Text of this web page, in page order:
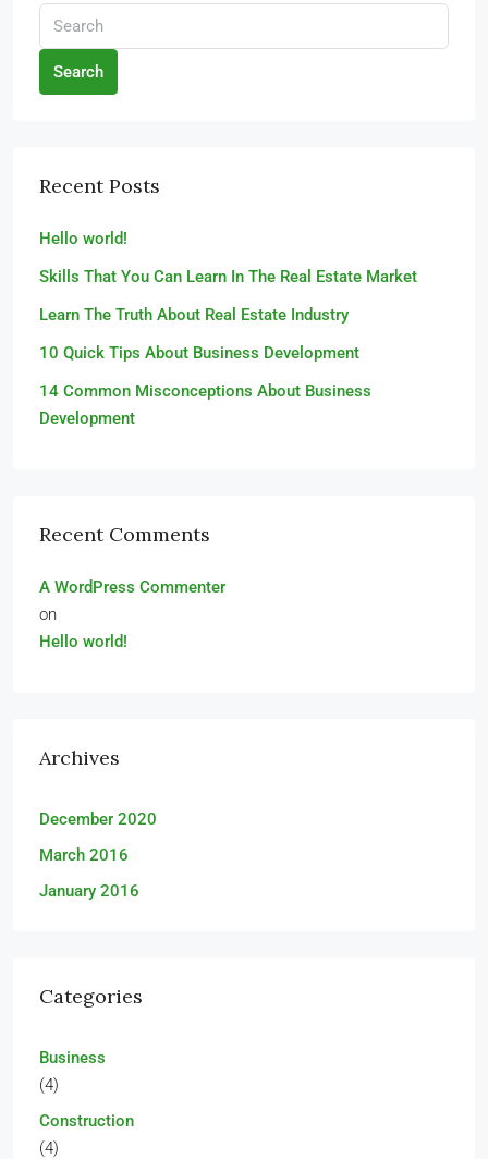
Search
Recent Posts
Hello world!
Skills That You Can Learn In The Real Estate Market
Learn The Truth About Real Estate Industry
10 Quick Tips About Business Development
14 Common Misconceptions About Business
Development
Recent Comments
A WordPress Commenter
on
Hello world!
Archives
December 2020
March 2016
January 2016
Categories
Business
(4)
Construction
(4)